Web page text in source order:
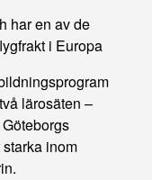
har en av de
i Europa
lärosäten –
inom